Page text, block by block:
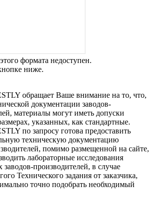
формата недоступен.
ниже.
обращает Ваше внимание на то, что,
документации заводов-
материалы могут иметь допуски
указанных, как стандартные.
по запросу готова предоставить
техническую документацию
помимо размещенной на сайте,
лабораторные исследования
производителей, в случае
Технического задания от заказчика,
точно подобрать необходимый